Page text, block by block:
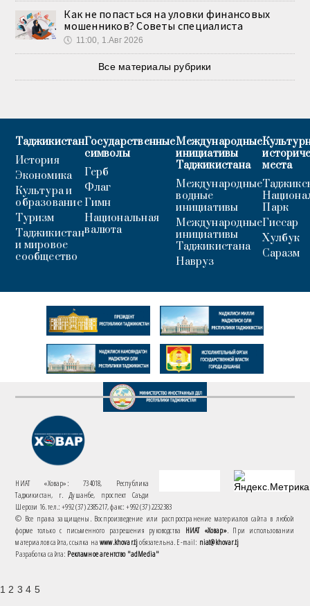
Как не попасться на уловки финансовых
мошенников? Советы специалиста
🕔 11:00, 1.Авг 2026
Все материалы рубрики
Таджикистан
История
Экономика
Культура и
образование
Туризм
Таджикистан
и мировое
сообщество
Государственные
символы
Герб
Флаг
Гимн
Национальная
валюта
Международные
инициативы
Таджикистана
Международные
водные
инициативы
Международные
инициативы
Таджикистана
Навруз
места
Парк
Гиссар
Хулбук
Саразм
НИАТ «Ховар»: 734018, Республика
Таджикистан, г. Душанбе, проспект Саъди
Шерози 16. тел.: +992 (37) 2385217, факс: +992 (37) 2232383
© Все права защищены. Воспроизведение или распространение материалов сайта в любой
форме только с письменного разрешения руководства НИАТ «Ховар». При использовании
материалов сайта, ссылка наwww.khovar.tjобязательна. E-mail: niat@khovar.tj
Разработка сайта: Рекламное агентство "adMedia"
1 2 3 4 5